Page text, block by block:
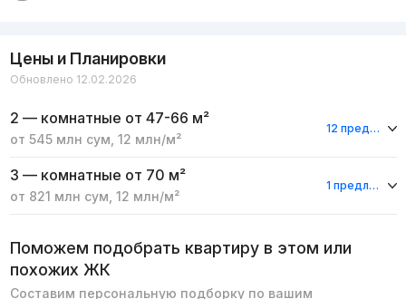
Цены и Планировки
Обновлено 12.02.2026
2 — комнатные от 47-66 м²
от 545 млн сум 12 млн/м²
12 предложения
3 — комнатные от 70 м²
от 821 млн сум 12 млн/м²
1 предложение
Поможем подобрать квартиру в этом или
похожих ЖК
Составим персональную подборку по вашим